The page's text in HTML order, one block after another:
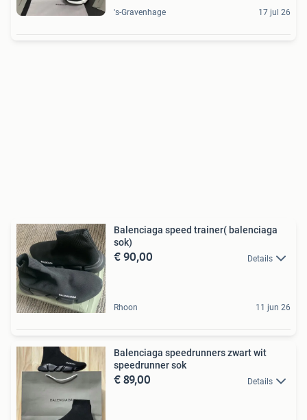
's-Gravenhage 17 jul 26
Balenciaga speed trainer( balenciaga
sok)
€ 90,00 Details
Rhoon 11 jun 26
Balenciaga speedrunners zwart wit
speedrunner sok
€ 89,00 Details